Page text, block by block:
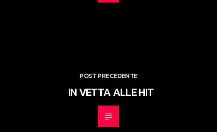
POST PRECEDENTE
IN VETTA ALLE HIT